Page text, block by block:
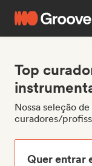
Top
Nossa seleção
curadores/
Quer entrar